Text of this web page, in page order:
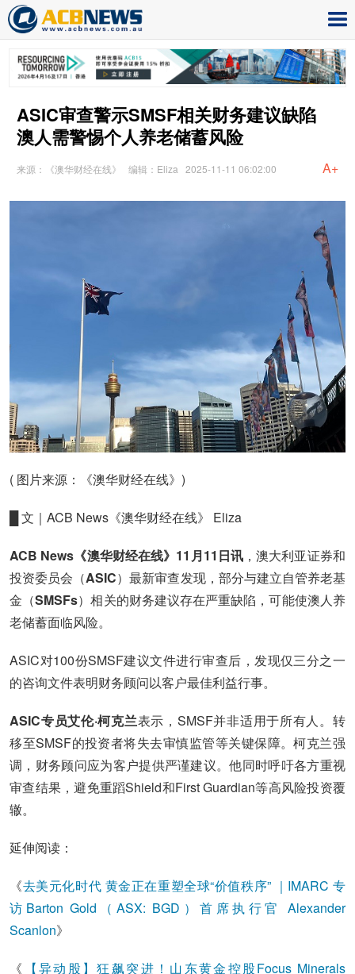
ASIC审查警示SMSF相关财务建议缺陷
澳人需警惕个人养老储蓄风险
来源：《澳华财经在线》 编辑：Eliza 2025-11-11 06:02:00 A+
( 图片来源：《澳华财经在线》)
█ 文｜ACB News《澳华财经在线》 Eliza
ACB News《澳华财经在线》11月11日讯，澳大利亚证券和
投资委员会（ASIC）最新审查发现，部分与建立自管养老基
金（SMSFs）相关的财务建议存在严重缺陷，可能使澳人养
老储蓄面临风险。
ASIC对100份SMSF建议文件进行审查后，发现仅三分之一
的咨询文件表明财务顾问以客户最佳利益行事。
ASIC专员艾伦·柯克兰表示，SMSF并非适用于所有人。转
移至SMSF的投资者将失去审慎监管等关键保障。柯克兰强
调，财务顾问应为客户提供严谨建议。他同时呼吁各方重视
审查结果，避免重蹈Shield和First Guardian等高风险投资覆
辙。
延伸阅读：
《去美元化时代 黄金正在重塑全球“价值秩序” ｜IMARC 专
访Barton Gold（ASX: BGD）首席执行官 Alexander
Scanlon》
《
【异动股】狂飙突进！山东黄金控股Focus Minerals